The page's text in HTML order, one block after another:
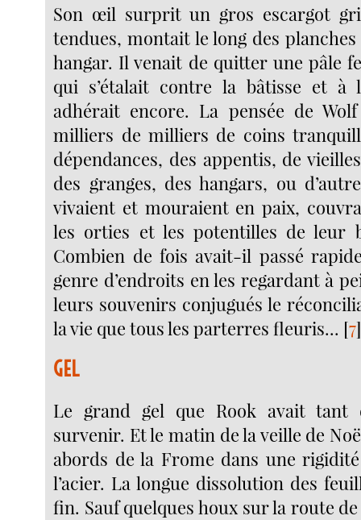
Son œil surprit un gros escargot
tendues, montait le long des
hangar. Il venait de quitter une pâle
qui s’étalait contre la bâtisse et à
adhérait encore. La pensée de
milliers de milliers de coins
dépendances, des appentis, de
des granges, des hangars, ou
vivaient et mouraient en paix,
les orties et les potentilles de leur
Combien de fois avait-il passé
genre d’endroits en les regardant à
leurs souvenirs conjugués le
la vie que tous les parterres fleuris... [7
GEL
Le grand gel que Rook avait
survenir. Et le matin de la veille de
abords de la Frome dans une
l’acier. La longue dissolution des
fin. Sauf quelques houx sur la route